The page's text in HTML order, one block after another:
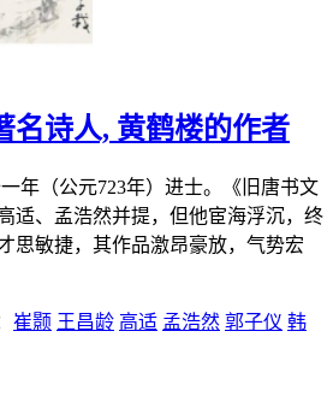
名诗人, 黄鹤楼的作者
年（公元723年）进士。《旧唐书文
适、孟浩然并提，但他宦海浮沉，终
思敏捷，其作品激昂豪放，气势宏
崔颢 王昌龄 高适 孟浩然 郭子仪 韩